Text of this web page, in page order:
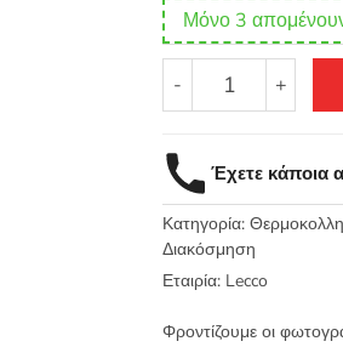
Μόνο 3
-
Θερμοκολλητικό
σιδερότυπο
GIVE
UP
6x5εκ
LECCO
6487.E
+
Έχετε κάποια
Κατηγορία:
Διακόσμηση
Εταιρία: Lecco
Φροντίζουμε οι